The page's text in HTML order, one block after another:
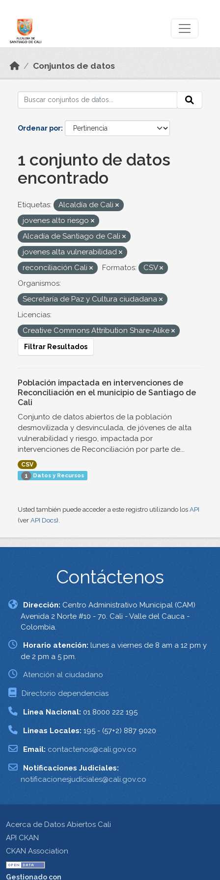
Conjuntos de datos
Ordenar por
1 conjunto de datos
encontrado
Etiquetas:
Alcaldía de Cali
jovenes alto riesgo
Alcadía de Santiago de Cali
jovenes alta vulnerabilidad
reconciliación Cali
Formatos:
CSV
Organismos:
Secretaría de Paz y Cultura ciudadana
Licencias:
Creative Commons Attribution Share-Alike
Filtrar Resultados
Población impactada en intervenciones de
Reconciliación en el municipio de Santiago de
Cali
Conjunto de datos abiertos de la población
desmovilizada y desvinculada, de jóvenes de alta
vulnerabilidad y riesgo, impactada por
intervenciones de Reconciliación por parte de...
CSV
1 Datos y Recursos
Usted también puede acceder a este registro utilizando los API
(ver API Docs).
Contáctenos
Dirección: Centro Administrativo Municipal (CAM)
Avenida 2 Norte #10 - 70. Cali - Valle del Cauca -
Colombia.
Horario atención: lunes a viernes de 8 am a 12 pm y
de 2 pm a 5 pm.
Atención al ciudadano
Directorio dependencias
Linea Nacional: 01 8000 222 195
Lineas Locales: 195 - (57+2) 887 9020
Email: contactenos@cali.gov.co
Notificaciones Judiciales:
notificacionesjudiciales@cali.gov.co
Acerca de Datos Abiertos Cali
API CKAN
CKAN Association
Gestionado con